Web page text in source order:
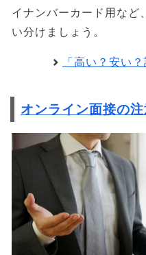
イナンバーカード用など
い分けましょう。
「高い？安い
オンライン面接の注